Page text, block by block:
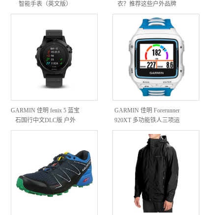
智能手表（英文版）
衣？推荐这些户外品牌
GARMIN 佳明 fenix 5 蓝宝
石国行中文DLC版 户外
GPS心率表
GARMIN 佳明 Forerunner
920XT 多功能铁人三项运
动腕表